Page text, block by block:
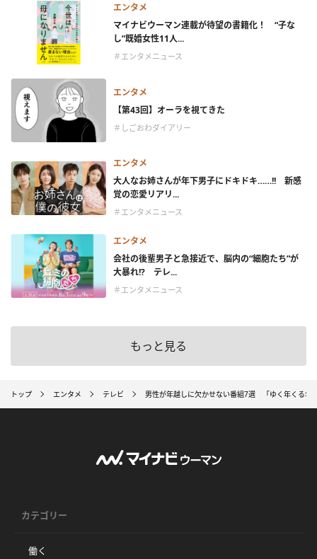
エンタメ
マイナビウーマン連載が待望の書籍化！ “子な
し”既婚女性11人...
＃エンタメニュース
エンタメ
【第43回】オーラを視てきた
＃しごおわダイアリー
エンタメ
大人なお姉さんが年下男子にドキドキ……!! 新感
覚の恋愛リアリ...
＃エンタメニュース
エンタメ
会社の後輩男子と急接近で、脳内の“細胞たち”が
大暴れ!? テレ...
＃エンタメニュース
もっと見る
トップ エンタメ テレビ 男性が年越しに欠かせない番組7選 「ゆく年くる年
カテゴリー
働く